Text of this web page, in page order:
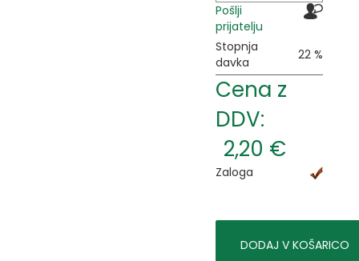
Pošlji
prijatelju
Stopnja
davka
22 %
Cena z
DDV:
2,20 €
Zaloga
DODAJ V KOŠARICO